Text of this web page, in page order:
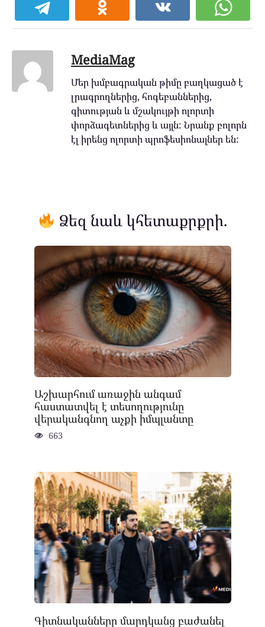
MediaMag
Մեր խմբագրական թիմը բաղկացած է
լրագրողներից, հոգեբաններից,
գիտության և մշակույթի ոլորտի
փորձագետներից և այլն: Նրանք բոլորն
էլ իրենց ոլորտի պրոֆեսիոնալներ են:
Ձեզ նաև կհետաքրքրի.
Աշխարհում առաջին անգամ
հաստատվել է տեսողությունը
վերականգնող աչքի իմպլանտը
663
Գիտնականները մարդկանց բաժանել